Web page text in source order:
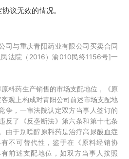
议无效的情况。
司与重庆青阳药业有限公司买卖合同
法院（2016）渝010民终1156号]一
料药生产销售的市场支配地位，《原
观上构成对青阳公司前述市场支配地
争，一审法院认定双方当事人签订的
反了《反垄断法》第六条和第十七条
由于别嘌醇原料药是治疗高尿酸血症
有不可替代性，鉴于在《原料经销协
前述支配地位，如双方当事人按照